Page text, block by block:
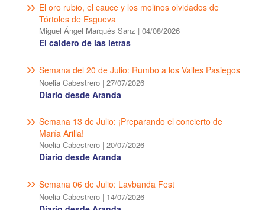
El oro rubio, el cauce y los molinos olvidados de
Tórtoles de Esgueva
Miguel Ángel Marqués Sanz | 04/08/2026
El caldero de las letras
Semana del 20 de Julio: Rumbo a los Valles Pasiegos
Noelia Cabestrero | 27/07/2026
Diario desde Aranda
Semana 13 de Julio: ¡Preparando el concierto de
María Arilla!
Noelia Cabestrero | 20/07/2026
Diario desde Aranda
Semana 06 de Julio: Lavbanda Fest
Noelia Cabestrero | 14/07/2026